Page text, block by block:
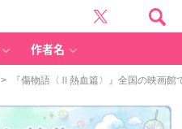
作者名
> 『傷物語〈Ⅱ熱血篇〉』全国の映画館